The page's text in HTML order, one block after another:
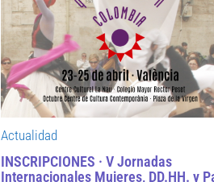
Actualidad
INSCRIPCIONES · V Jornadas
Internacionales Mujeres, DD.HH. y